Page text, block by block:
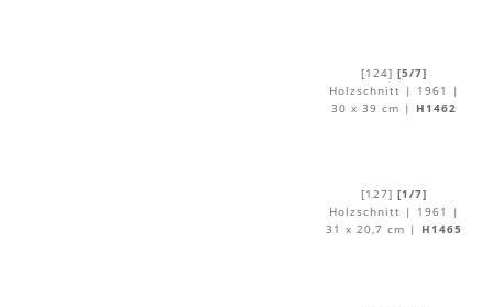
[124] [5/7]
Holzschnitt | 1961 |
30 x 39 cm |
H1462
[127] [1/7]
Holzschnitt | 1961 |
31 x 20,7 cm |
H1465